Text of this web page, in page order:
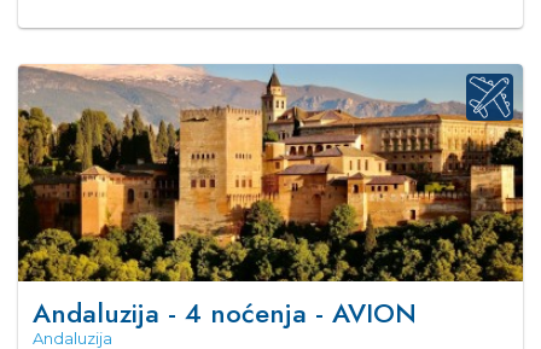
Andaluzija - 4 noćenja - AVION
Andaluzija